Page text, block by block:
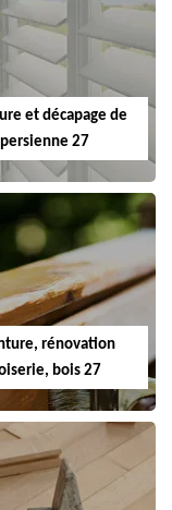
et décapage de
persienne 27
rénovation
bois 27